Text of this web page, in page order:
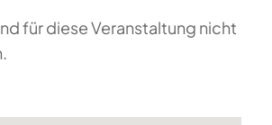
für diese Veranstaltung nicht